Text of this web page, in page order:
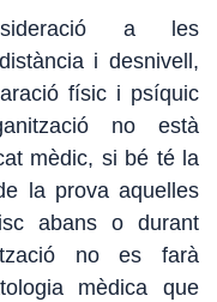
a les
i desnivell,
físic i psíquic
no està
mèdic, si bé té la
la prova aquelles
abans o durant
no es farà
mèdica que